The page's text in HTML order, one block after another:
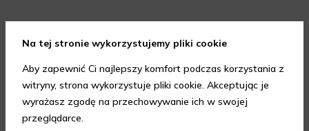
Zapisz się do newslettera i odbierz rabat
na aelia.pl:
-15% na cały nieprzeceniony asortyment przy minimalnej
Na tej stronie wykorzystujemy pliki cookie
Aby zapewnić Ci najlepszy komfort podczas korzystania z
witryny, strona wykorzystuje pliki cookie. Akceptując je
wyrażasz zgodę na przechowywanie ich w swojej
przeglądarce.